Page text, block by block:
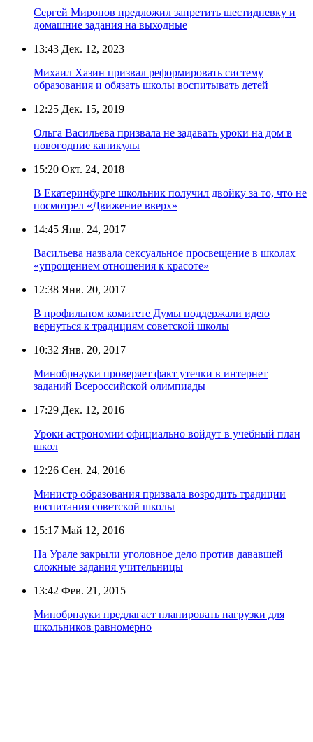
Сергей Миронов предложил запретить шестидневку и
домашние задания на выходные
13:43 Дек. 12, 2023
Михаил Хазин призвал реформировать систему
образования и обязать школы воспитывать детей
12:25 Дек. 15, 2019
Ольга Васильева призвала не задавать уроки на дом в
новогодние каникулы
15:20 Окт. 24, 2018
В Екатеринбурге школьник получил двойку за то, что не
посмотрел «Движение вверх»
14:45 Янв. 24, 2017
Васильева назвала сексуальное просвещение в школах
«упрощением отношения к красоте»
12:38 Янв. 20, 2017
В профильном комитете Думы поддержали идею
вернуться к традициям советской школы
10:32 Янв. 20, 2017
Минобрнауки проверяет факт утечки в интернет
заданий Всероссийской олимпиады
17:29 Дек. 12, 2016
Уроки астрономии официально войдут в учебный план
школ
12:26 Сен. 24, 2016
Министр образования призвала возродить традиции
воспитания советской школы
15:17 Май 12, 2016
На Урале закрыли уголовное дело против дававшей
сложные задания учительницы
13:42 Фев. 21, 2015
Минобрнауки предлагает планировать нагрузки для
школьников равномерно